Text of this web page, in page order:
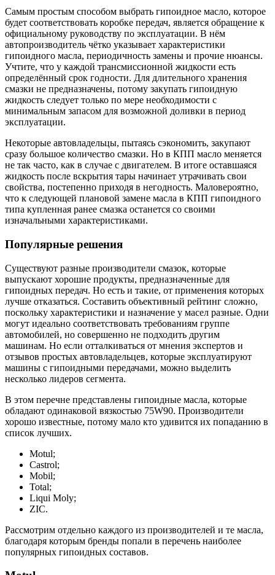
Самым простым способом выбрать гипоидное масло, которое
будет соответствовать коробке передач, является обращение к
официальному руководству по эксплуатации. В нём
автопроизводитель чётко указывает характеристики
гипоидного масла, периодичность замены и прочие нюансы.
Учтите, что у каждой трансмиссионной жидкости есть
определённый срок годности. Для длительного хранения
смазки не предназначены, потому закупать гипоидную
жидкость следует только по мере необходимости с
минимальным запасом для возможной доливки в период
эксплуатации.
Некоторые автовладельцы, пытаясь сэкономить, закупают
сразу большое количество смазки. Но в КПП масло меняется
не так часто, как в случае с двигателем. В итоге оставшаяся
жидкость после вскрытия тары начинает утрачивать свои
свойства, постепенно приходя в негодность. Маловероятно,
что к следующей плановой замене масла в КПП гипоидного
типа купленная ранее смазка останется со своими
изначальными характеристиками.
Популярные решения
Существуют разные производители смазок, которые
выпускают хорошие продукты, предназначенные для
гипоидных передач. Но есть и такие, от применения которых
лучше отказаться. Составить объективный рейтинг сложно,
поскольку характеристики и назначение у масел разные. Одни
могут идеально соответствовать требованиям группе
автомобилей, но совершенно не подходить другим
машинам. Но если отталкиваться от мнения экспертов и
отзывов простых автовладельцев, которые эксплуатируют
машины с гипоидными передачами, можно выделить
несколько лидеров сегмента.
В этом перечне представлены гипоидные масла, которые
обладают одинаковой вязкостью 75W90. Производители
хорошо известные, потому мало кто удивится их попаданию в
список лучших.
Motul;
Castrol;
Mobil;
Total;
Liqui Moly;
ZIC.
Рассмотрим отдельно каждого из производителей и те масла,
благодаря которым бренды попали в перечень наиболее
популярных гипоидных составов.